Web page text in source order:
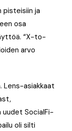
ja
osa
“X-to-
arvo
Lens-asiakkaat
uudet SocialFi-
oli silti